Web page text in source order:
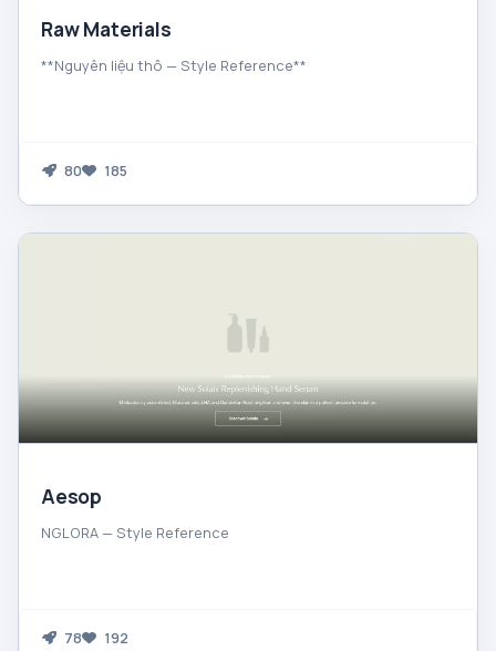
Raw Materials
**Nguyên liệu thô — Style Reference**
80 185
Aesop
NGLORA — Style Reference
78 192